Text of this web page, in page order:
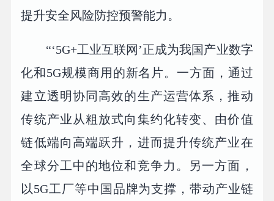
提升安全风险防控预警能力。
“‘5G+工业互联网’正成为我国产业数字
化和5G规模商用的新名片。一方面，通过
建立透明协同高效的生产运营体系，推动
传统产业从粗放式向集约化转变、由价值
链低端向高端跃升，进而提升传统产业在
全球分工中的地位和竞争力。另一方面，
以5G工厂等中国品牌为支撑，带动产业链